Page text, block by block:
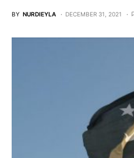
BY NURDIEYLA DECEMBER 31, 2021